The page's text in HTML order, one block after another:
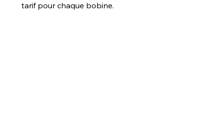
tarif pour chaque bobine.